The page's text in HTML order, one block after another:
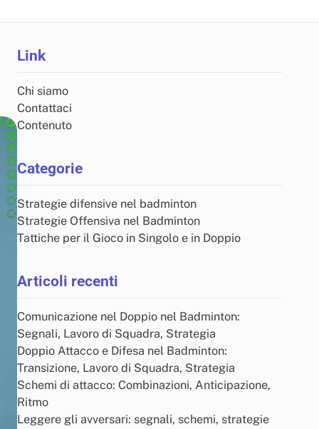
Link
Chi siamo
Contattaci
Contenuto
Categorie
Strategie difensive nel badminton
Strategie Offensiva nel Badminton
Tattiche per il Gioco in Singolo e in Doppio
Articoli recenti
Comunicazione nel Doppio nel Badminton:
Segnali, Lavoro di Squadra, Strategia
Doppio Attacco e Difesa nel Badminton:
Transizione, Lavoro di Squadra, Strategia
Schemi di attacco: Combinazioni, Anticipazione,
Ritmo
Leggere gli avversari: segnali, schemi, strategie